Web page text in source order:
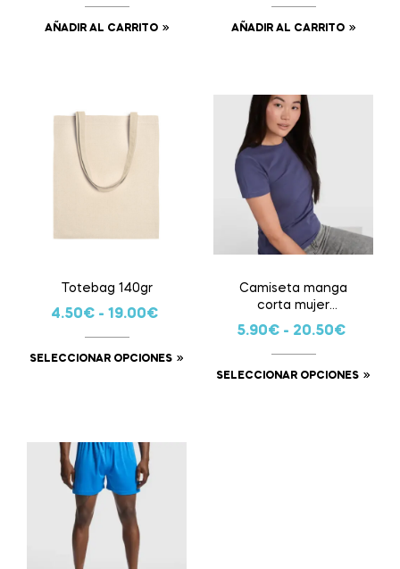
AÑADIR AL CARRITO AÑADIR AL CARRITO
Totebag 140gr
4.50€ - 19.00€
SELECCIONAR OPCIONES
Camiseta manga
corta mujer
personalizada
5.90€ - 20.50€
SELECCIONAR OPCIONES